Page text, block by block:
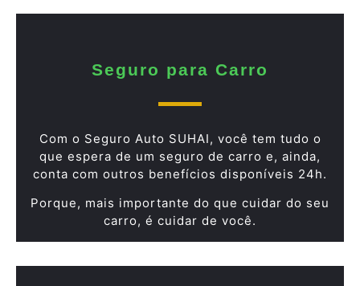
Seguro para Carro
Com o Seguro Auto SUHAI, você tem tudo o
que espera de um seguro de carro e, ainda,
conta com outros benefícios disponíveis 24h.
Porque, mais importante do que cuidar do seu
carro, é cuidar de você.